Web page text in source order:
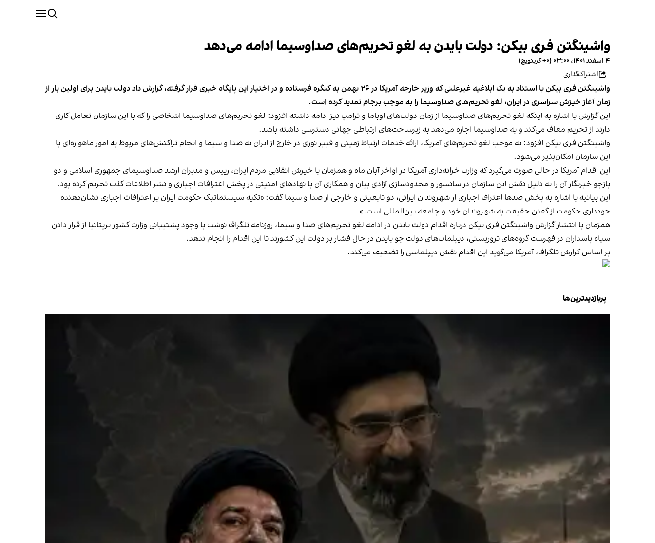
واشینگتن فری بیکن: دولت بایدن به لغو تحریم‌های صداوسیما ادامه می‌دهد
۴ اسفند ۱۴۰۱، ۰۳:۰۰ (‎+۰ گرینویچ)
اشتراک‌گذاری
واشینگتن فری بیکن با استناد به یک ابلاغیه‌ غیرعلنی که وزیر خارجه آمریکا در ۲۶ بهمن به کنگره فرستاده و در اختیار این پایگاه خبری قرار گرفته، گزارش داد دولت بایدن برای اولین بار از
زمان آغاز خیزش سراسری در ایران، لغو تحریم‌های صداوسیما را به موجب برجام تمدید کرده است.
این گزارش با اشاره به اینکه لغو تحریم‌های صداوسیما از زمان دولت‌های اوباما و ترامپ نیز ادامه داشته افزود: لغو تحریم‌های صداوسیما اشخاصی را که با این سازمان تعامل کاری
دارند از تحریم معاف می‌کند و به صداوسیما اجازه می‌دهد به زیرساخت‌های ارتباطی جهانی دسترسی داشته باشد.
واشینگتن فری بیکن افزود: به موجب لغو تحریم‌های آمریکا، ارائه خدمات ارتباط زمینی و فیبر نوری در خارج از ایران به صدا و سیما و انجام تراکنش‌های مربوط به امور ماهواره‌ای با
این سازمان امکان‌پذیر می‌شود.
این اقدام آمریکا در حالی صورت می‌گیرد که وزارت خزانه‌داری آمریکا در اواخر آبان ماه و همزمان با خیزش انقلابی مردم ایران، رییس و مدیران ارشد صداوسیمای جمهوری اسلامی و دو
بازجو خبرنگار آن را به دلیل نقش این سازمان در سانسور و محدودسازی آزادی بیان و همکاری آن با نهادهای امنیتی در پخش اعترافات اجباری و نشر اطلاعات کذب تحریم کرده بود.
این بیانیه با اشاره به پخش صدها اعتراف اجباری از شهروندان ایرانی، دو تابعیتی و خارجی از صدا و سیما گفت: «تکیه سیستماتیک حکومت ایران بر اعترافات اجباری نشان‌دهنده
خودداری حکومت از گفتن حقیقت به شهروندان خود و جامعه بین‌المللی است.»
همزمان با انتشار گزارش واشینگتن فری بیکن درباره اقدام دولت بایدن در ادامه لغو تحریم‌های صدا و سیما، روزنامه تلگراف نوشت با وجود پشتیبانی وزارت کشور بریتانیا از قرار دادن
سپاه پاسداران در فهرست گروه‌‌های تروریستی، دیپلمات‌های دولت جو بایدن در حال فشار بر دولت این کشورند تا این اقدام را انجام ندهد.
بر اساس گزارش تلگراف، آمریکا می‌گوید این اقدام نقش دیپلماسی را تضعیف می‌کند.
پربازدیدترین‌ها